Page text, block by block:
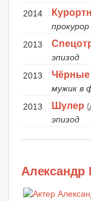
2014
прокурор
2013
эпизод
2013
Чёрные
мужик в
2013
Шулер
эпизод
Александр